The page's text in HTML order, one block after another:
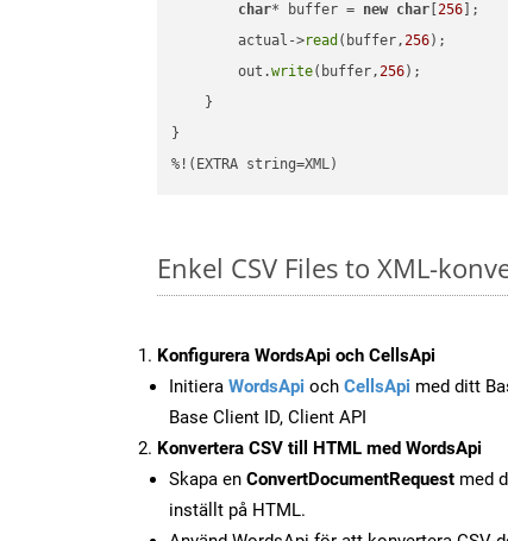
char* buffer = new char [256 ];
        actual->
read (buffer,256);
        out.
write(buffer,256);
    }
}
%!(EXTRA string=XML)
Enkel CSV Files to XML-
Konfigurera WordsApi och CellsApi
Initiera WordsApi och CellsApi med ditt
Base Client ID, Client API
Konvertera CSV till HTML med WordsApi
Skapa en ConvertDocumentRequest med
inställt på HTML.